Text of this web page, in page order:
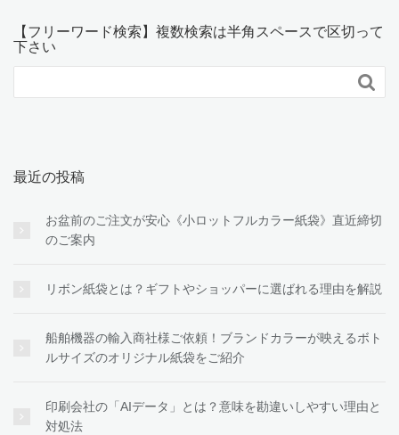
【フリーワード検索】複数検索は半角スペースで区切って
下さい

最近の投稿
お盆前のご注文が安心《小ロットフルカラー紙袋》直近締切
のご案内
リボン紙袋とは？ギフトやショッパーに選ばれる理由を解説
船舶機器の輸入商社様ご依頼！ブランドカラーが映えるボト
ルサイズのオリジナル紙袋をご紹介
印刷会社の「AIデータ」とは？意味を勘違いしやすい理由と
対処法